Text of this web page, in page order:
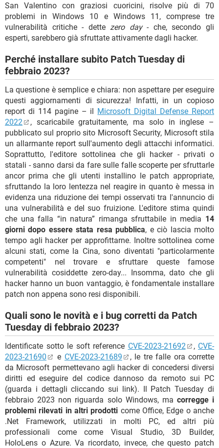
San Valentino con graziosi cuoricini, risolve più di 70
problemi in Windows 10 e Windows 11, comprese tre
vulnerabilità critiche - dettezero day- che, secondo gli
esperti, sarebbero già sfruttate attivamente dagli hacker.
Perché installare subito Patch Tuesday di
febbraio 2023?
La questione è semplice e chiara: non aspettare per eseguire
questi aggiornamenti di sicurezza! Infatti, in un copioso
report di 114 pagine – il Microsoft Digital Defense Report
2022
, scaricabile gratuitamente, ma solo in inglese –
pubblicato sul proprio sito Microsoft Security, Microsoft stila
un allarmante report sull'aumento degli attacchi informatici.
Soprattutto, l'editore sottolinea che gli hacker - privati ​​o
statali - sanno darsi da fare sulle falle scoperte per sfruttarle
ancor prima che gli utenti installino le patch appropriate,
sfruttando la loro lentezza nel reagire in quanto è messa in
evidenza una riduzione dei tempi osservati tra l'annuncio di
una vulnerabilità e del suo fruizione. L'editore stima quindi
che una falla “in natura” rimanga sfruttabile in media 14
giorni dopo essere stata resa pubblica, e ciò lascia molto
tempo agli hacker per approfittarne. Inoltre sottolinea come
alcuni stati, come la Cina, sono diventati "particolarmente
competenti" nel trovare e sfruttare queste famose
vulnerabilità cosiddette zero-day... Insomma, dato che gli
hacker hanno un buon vantaggio, è fondamentale installare
patch non appena sono resi disponibili.
Quali sono le novità e i bug corretti da Patch
Tuesday di febbraio 2023?
Identificate sotto le soft reference CVE-2023-21692 , CVE-
2023-21690
e CVE-2023-21689
, le tre falle ora corrette
da Microsoft permettevano agli hacker di concedersi diversi
diritti ed eseguire del codice dannoso da remoto sui PC
(guarda i dettagli cliccando sui link). Il Patch Tuesday di
febbraio 2023 non riguarda solo Windows, ma corregge i
problemi rilevati in altri prodotti come Office, Edge o anche
.Net Framework, utilizzati in molti PC, ed altri più
professionali come come Visual Studio, 3D Builder,
HoloLens o Azure. Va ricordato, invece, che questo patch